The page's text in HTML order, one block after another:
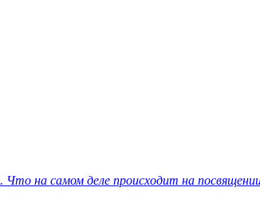
Что на самом деле происходит на